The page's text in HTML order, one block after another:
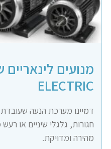
ELECTRIC
דמיינו מערכת הנעה
חגורות, גלגלי שיניים או
מהירה ומדויקת.